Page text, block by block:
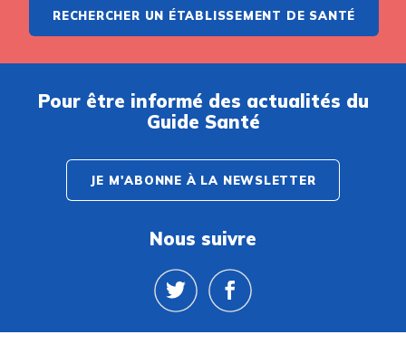
RECHERCHER UN ÉTABLISSEMENT DE SANTÉ
Pour être informé des actualités du
Guide Santé
JE M'ABONNE À LA NEWSLETTER
Nous suivre